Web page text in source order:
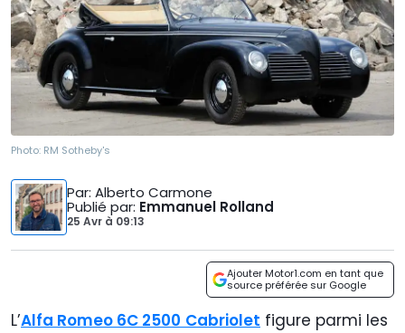
Photo: RM Sotheby's
Par: Alberto Carmone
Publié par: Emmanuel Rolland
25 Avr à 09:13
Ajouter Motor1.com en tant que
source préférée sur Google
L’Alfa Romeo 6C 2500 Cabriolet figure parmi les